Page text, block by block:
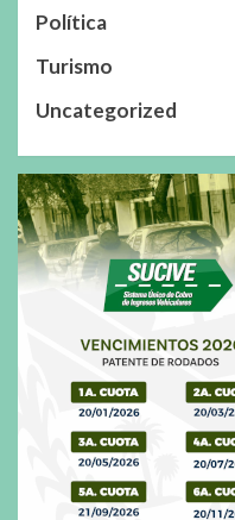
Política
Turismo
Uncategorized